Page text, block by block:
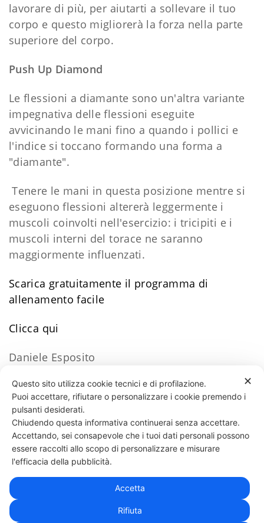
lavorare di più, per aiutarti a sollevare il tuo
corpo e questo migliorerà la forza nella parte
superiore del corpo.
Push Up Diamond
Le flessioni a diamante sono un'altra variante
impegnativa delle flessioni eseguite
avvicinando le mani fino a quando i pollici e
l'indice si toccano formando una forma a
"diamante".
Tenere le mani in questa posizione mentre si
eseguono flessioni altererà leggermente i
muscoli coinvolti nell'esercizio: i tricipiti e i
muscoli interni del torace ne saranno
maggiormente influenzati.
Scarica gratuitamente il programma di
allenamento facile
​Clicca qui
Daniele Esposito
195 LIKES
331 818 4777DANIELE ESPOSITO
✕
Questo sito utilizza cookie tecnici e di profilazione.
Puoi accettare, rifiutare o personalizzare i cookie premendo i
pulsanti desiderati.
Chiudendo questa informativa continuerai senza accettare.
Accettando, sei consapevole che i tuoi dati personali possono
essere raccolti allo scopo di personalizzare e misurare
l'efficacia della pubblicità.
Accetta
Rifiuta